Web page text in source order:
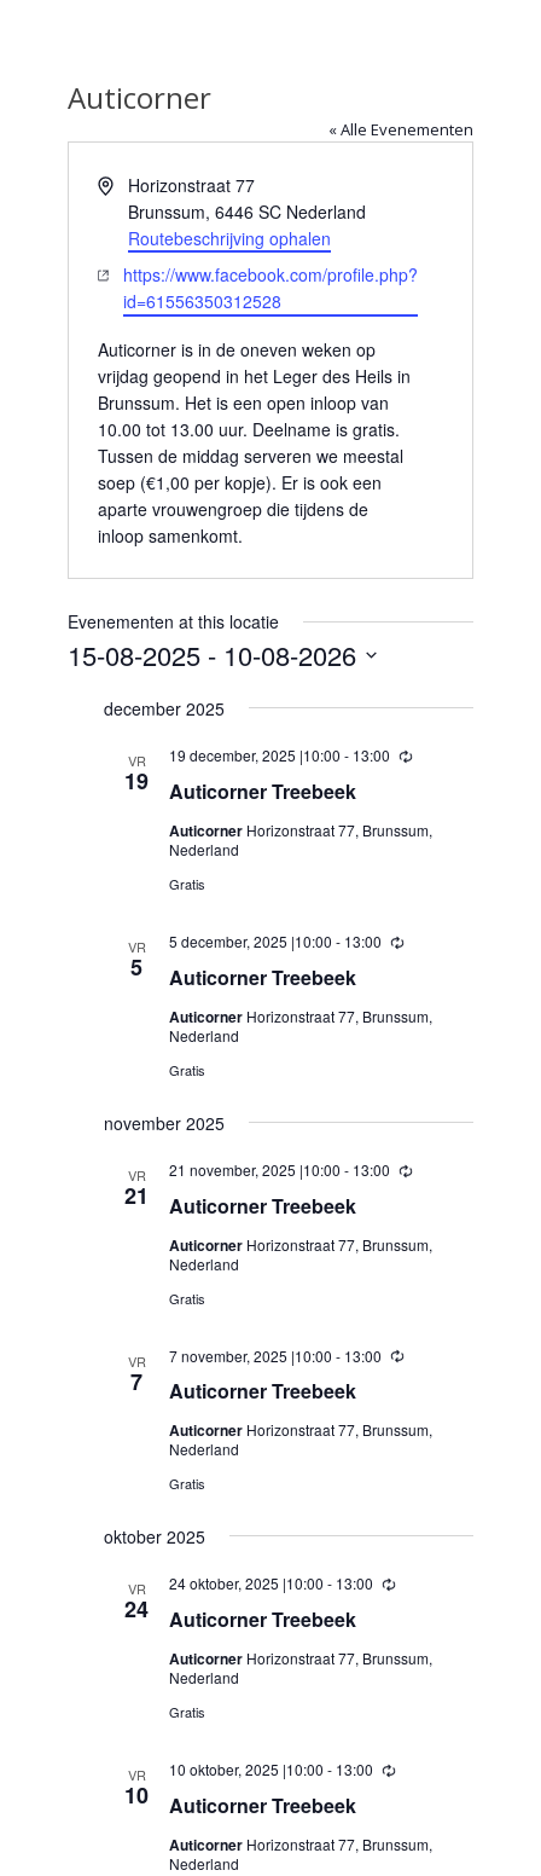
Auticorner
« Alle Evenementen
AdresHorizonstraat 77
Brunssum, 6446 SC Nederland
Routebeschrijving ophalen
Website
https://www.facebook.com/profile.php?
id=61556350312528
Auticorner is in de oneven weken op
vrijdag geopend in het Leger des Heils in
Brunssum. Het is een open inloop van
10.00 tot 13.00 uur. Deelname is gratis.
Tussen de middag serveren we meestal
soep (€1,00 per kopje). Er is ook een
aparte vrouwengroep die tijdens de
inloop samenkomt.
Evenementen at this locatie
15-08-2025 - 10-08-2026
december 2025
VR
19 Auticorner Treebeek
19 december, 2025 |10:00 - 13:00 Terugkerend
Auticorner Horizonstraat 77, Brunssum,
Nederland
Gratis
VR
5 Auticorner Treebeek
5 december, 2025 |10:00 - 13:00 Terugkerend
Auticorner Horizonstraat 77, Brunssum,
Nederland
Gratis
november 2025
VR
21 Auticorner Treebeek
21 november, 2025 |10:00 - 13:00 Terugkerend
Auticorner Horizonstraat 77, Brunssum,
Nederland
Gratis
VR
7 Auticorner Treebeek
7 november, 2025 |10:00 - 13:00 Terugkerend
Auticorner Horizonstraat 77, Brunssum,
Nederland
Gratis
oktober 2025
VR
24 Auticorner Treebeek
24 oktober, 2025 |10:00 - 13:00 Terugkerend
Auticorner Horizonstraat 77, Brunssum,
Nederland
Gratis
VR
10 Auticorner Treebeek
10 oktober, 2025 |10:00 - 13:00 Terugkerend
Auticorner Horizonstraat 77, Brunssum,
Nederland